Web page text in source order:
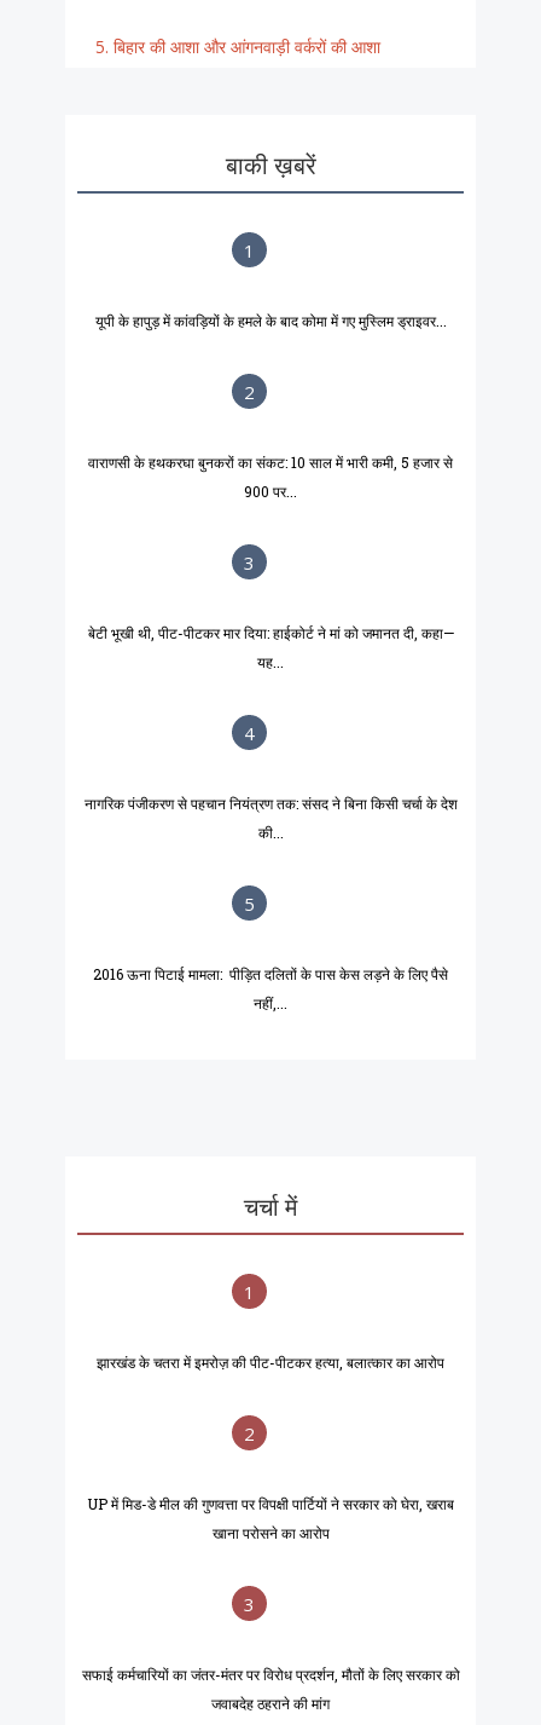
बिहार की आशा और आंगनवाड़ी वर्करों की आशा
बाकी ख़बरें
1
यूपी के हापुड़ में कांवड़ियों के हमले के बाद कोमा में गए मुस्लिम ड्राइवर...
2
वाराणसी के हथकरघा बुनकरों का संकट: 10 साल में भारी कमी, 5 हजार से
900 पर...
3
बेटी भूखी थी, पीट-पीटकर मार दिया: हाईकोर्ट ने मां को जमानत दी, कहा—
यह...
4
नागरिक पंजीकरण से पहचान नियंत्रण तक: संसद ने बिना किसी चर्चा के देश
की...
5
2016 ऊना पिटाई मामला: पीड़ित दलितों के पास केस लड़ने के लिए पैसे
नहीं,...
चर्चा में
1
झारखंड के चतरा में इमरोज़ की पीट-पीटकर हत्या, बलात्कार का आरोप
2
UP में मिड-डे मील की गुणवत्ता पर विपक्षी पार्टियों ने सरकार को घेरा, खराब
खाना परोसने का आरोप
3
सफाई कर्मचारियों का जंतर-मंतर पर विरोध प्रदर्शन, मौतों के लिए सरकार को
जवाबदेह ठहराने की मांग